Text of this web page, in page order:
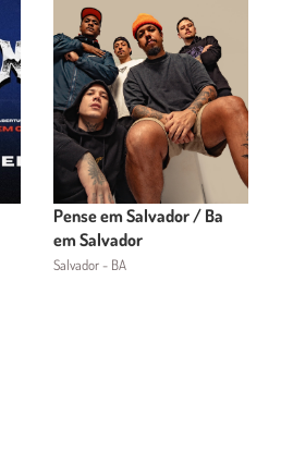
Pense em Salvador / Ba
em Salvador
Salvador - BA